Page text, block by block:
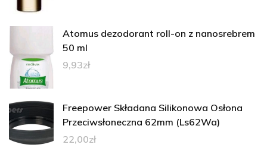
Atomus dezodorant roll-on z nanosrebrem
50 ml
9,93zł
Freepower Składana Silikonowa Osłona
Przeciwsłoneczna 62mm (Ls62Wa)
22,00zł